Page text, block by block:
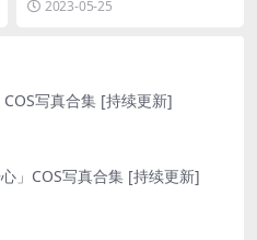
2023-05-25
COS写真合集 [持续更新]
心」COS写真合集 [持续更新]